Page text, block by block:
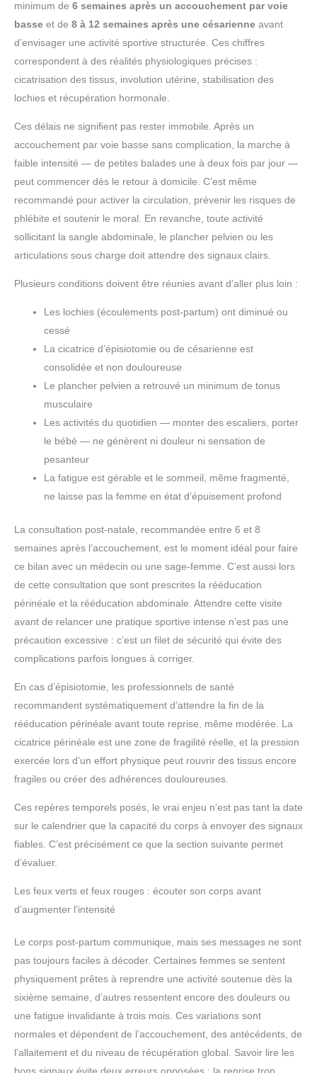
minimum de 6 semaines après un accouchement par voie
basse et de 8 à 12 semaines après une césarienne avant
d’envisager une activité sportive structurée. Ces chiffres
correspondent à des réalités physiologiques précises :
cicatrisation des tissus, involution utérine, stabilisation des
lochies et récupération hormonale.
Ces délais ne signifient pas rester immobile. Après un
accouchement par voie basse sans complication, la marche à
faible intensité — de petites balades une à deux fois par jour —
peut commencer dès le retour à domicile. C’est même
recommandé pour activer la circulation, prévenir les risques de
phlébite et soutenir le moral. En revanche, toute activité
sollicitant la sangle abdominale, le plancher pelvien ou les
articulations sous charge doit attendre des signaux clairs.
Plusieurs conditions doivent être réunies avant d’aller plus loin :
Les lochies (écoulements post-partum) ont diminué ou
cessé
La cicatrice d’épisiotomie ou de césarienne est
consolidée et non douloureuse
Le plancher pelvien a retrouvé un minimum de tonus
musculaire
Les activités du quotidien — monter des escaliers, porter
le bébé — ne génèrent ni douleur ni sensation de
pesanteur
La fatigue est gérable et le sommeil, même fragmenté,
ne laisse pas la femme en état d’épuisement profond
La consultation post-natale, recommandée entre 6 et 8
semaines après l’accouchement, est le moment idéal pour faire
ce bilan avec un médecin ou une sage-femme. C’est aussi lors
de cette consultation que sont prescrites la rééducation
périnéale et la rééducation abdominale. Attendre cette visite
avant de relancer une pratique sportive intense n’est pas une
précaution excessive : c’est un filet de sécurité qui évite des
complications parfois longues à corriger.
En cas d’épisiotomie, les professionnels de santé
recommandent systématiquement d’attendre la fin de la
rééducation périnéale avant toute reprise, même modérée. La
cicatrice périnéale est une zone de fragilité réelle, et la pression
exercée lors d’un effort physique peut rouvrir des tissus encore
fragiles ou créer des adhérences douloureuses.
Ces repères temporels posés, le vrai enjeu n’est pas tant la date
sur le calendrier que la capacité du corps à envoyer des signaux
fiables. C’est précisément ce que la section suivante permet
d’évaluer.
Les feux verts et feux rouges : écouter son corps avant
d’augmenter l’intensité
Le corps post-partum communique, mais ses messages ne sont
pas toujours faciles à décoder. Certaines femmes se sentent
physiquement prêtes à reprendre une activité soutenue dès la
sixième semaine, d’autres ressentent encore des douleurs ou
une fatigue invalidante à trois mois. Ces variations sont
normales et dépendent de l’accouchement, des antécédents, de
l’allaitement et du niveau de récupération global. Savoir lire les